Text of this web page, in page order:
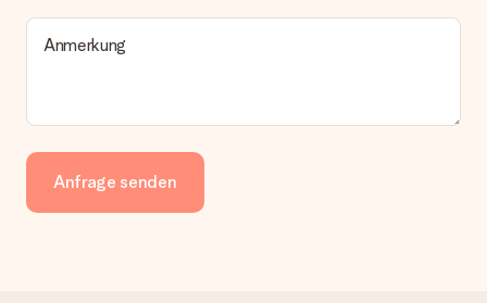
Anmerkung
Anfrage senden